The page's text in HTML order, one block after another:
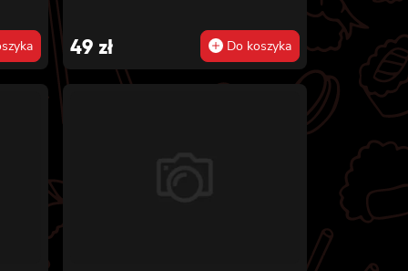
49 zł Do koszyka